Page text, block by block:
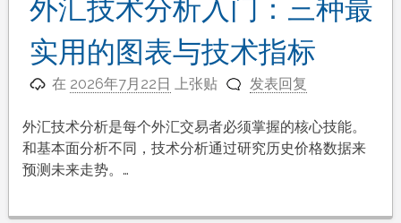
外汇技术分析入门：三种最
实用的图表与技术指标
在 2026年7月22日 上张贴 发表回复
外汇技术分析是每个外汇交易者必须掌握的核心技能。
和基本面分析不同，技术分析通过研究历史价格数据来
预测未来走势。…